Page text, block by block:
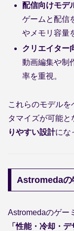
配信向けモデ
ゲームと配信
やメモリ容量
クリエイター
動画編集や制
率を重視。
これらのモデル
タマイズが可能と
りやすい設計にな
Astromedaの
Astromedaのゲー
「性能・冷却・